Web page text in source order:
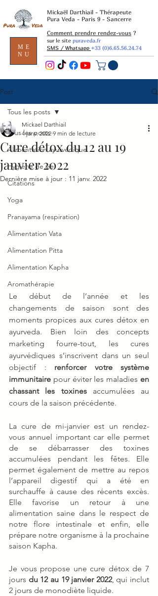
ME
NU
Mickaël Darthiail - Thérapeute
Pura Veda - Paris 9 - Sancerre
Comment prendre rendez-vous ?
sur le site puraveda.fr
SMS / Whatsapp +33 (0)6.65.56.24.74
Post
Tous les posts
Alimentation ayurvédique
Hygiène de vie
Citations
Yoga
Pranayama (respiration)
Alimentation Vata
Alimentation Pitta
Alimentation Kapha
Aromathérapie
Tous les posts
Cure détox du 12 au 19
janvier 2022
Mickael Darthiail
4 janv. 2022 9 min de lecture
Dernière mise à jour : 11 janv. 2022
Le début de l’année et les
changements de saison sont des
moments propices aux cures détox en
ayurveda. Bien loin des concepts
marketing fourre-tout, les cures
ayurvédiques s’inscrivent dans un seul
objectif : renforcer votre système
immunitaire pour éviter les maladies en
chassant les toxines accumulées au
cours de la saison précédente.
La cure de mi-janvier est un rendez-
vous annuel important car elle permet
de se débarrasser des toxines
accumulées pendant les fêtes. Elle
permet également de mettre au repos
l’appareil digestif qui a été en
surchauffe à cause des récents excès.
Elle favorise un retour à une
alimentation saine dans le respect de
notre flore intestinale et enfin, elle
prépare notre organisme à la prochaine
saison Kapha.
Je vous propose une cure détox de 7
jours du 12 au 19 janvier 2022, qui inclut
2 jours de monodiète liquide.